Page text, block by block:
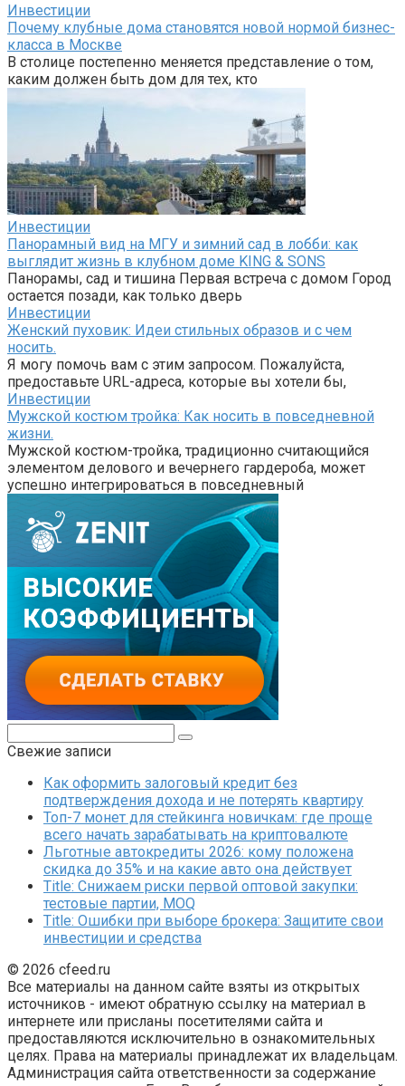
Инвестиции
Почему клубные дома становятся новой нормой бизнес-
класса в Москве
В столице постепенно меняется представление о том,
каким должен быть дом для тех, кто
Инвестиции
Панорамный вид на МГУ и зимний сад в лобби: как
выглядит жизнь в клубном доме KING & SONS
Панорамы, сад и тишина Первая встреча с домом Город
остается позади, как только дверь
Инвестиции
Женский пуховик: Идеи стильных образов и с чем
носить.
Я могу помочь вам с этим запросом. Пожалуйста,
предоставьте URL-адреса, которые вы хотели бы,
Инвестиции
Мужской костюм тройка: Как носить в повседневной
жизни.
Мужской костюм-тройка, традиционно считающийся
элементом делового и вечернего гардероба, может
успешно интегрироваться в повседневный
Свежие записи
Как оформить залоговый кредит без
подтверждения дохода и не потерять квартиру
Топ-7 монет для стейкинга новичкам: где проще
всего начать зарабатывать на криптовалюте
Льготные автокредиты 2026: кому положена
скидка до 35% и на какие авто она действует
Title: Снижаем риски первой оптовой закупки:
тестовые партии, MOQ
Title: Ошибки при выборе брокера: Защитите свои
инвестиции и средства
© 2026 cfeed.ru
Все материалы на данном сайте взяты из открытых
источников - имеют обратную ссылку на материал в
интернете или присланы посетителями сайта и
предоставляются исключительно в ознакомительных
целях. Права на материалы принадлежат их владельцам.
Администрация сайта ответственности за содержание